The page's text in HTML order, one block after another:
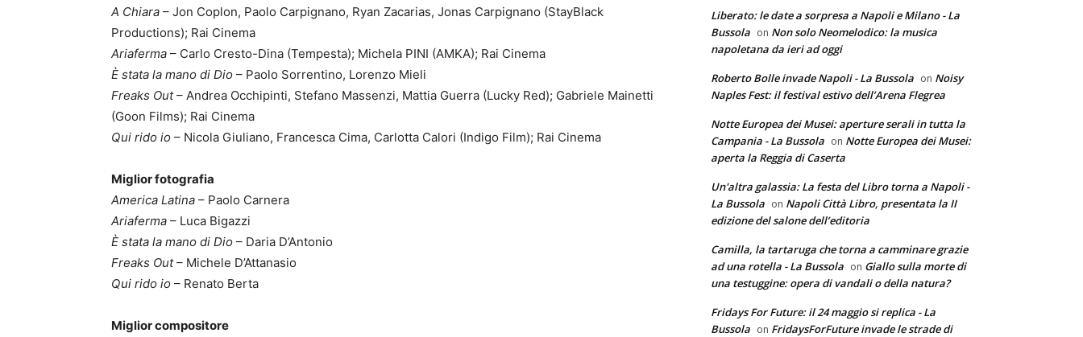
A Chiara – Jon Coplon, Paolo Carpignano, Ryan Zacarias, Jonas Carpignano (StayBlack
Productions); Rai Cinema
Ariaferma – Carlo Cresto-Dina (Tempesta); Michela PINI (AMKA); Rai Cinema
È stata la mano di Dio – Paolo Sorrentino, Lorenzo Mieli
Freaks Out– Andrea Occhipinti, Stefano Massenzi, Mattia Guerra (Lucky Red); Gabriele Mainetti
(Goon Films); Rai Cinema
Qui rido io – Nicola Giuliano, Francesca Cima, Carlotta Calori (Indigo Film); Rai Cinema
Miglior fotografia
America Latina – Paolo Carnera
Ariaferma – Luca Bigazzi
È stata la mano di Dio – Daria D’Antonio
Freaks Out– Michele D’Attanasio
Qui rido io – Renato Berta
Miglior compositore
Liberato: le date a sorpresa a Napoli e Milano - La
Bussola on Non solo Neomelodico: la musica
napoletana da ieri ad oggi
Roberto Bolle invade Napoli - La Bussola on Noisy
Naples Fest: il festival estivo dell’Arena Flegrea
Notte Europea dei Musei: aperture serali in tutta la
Campania - La Bussola on Notte Europea dei Musei:
aperta la Reggia di Caserta
Un'altra galassia: La festa del Libro torna a Napoli -
La Bussola on Napoli Città Libro, presentata la II
edizione del salone dell’editoria
Camilla, la tartaruga che torna a camminare grazie
ad una rotella - La Bussola on Giallo sulla morte di
una testuggine: opera di vandali o della natura?
Fridays For Future: il 24 maggio si replica - La
Bussola on FridaysForFuture invade le strade di